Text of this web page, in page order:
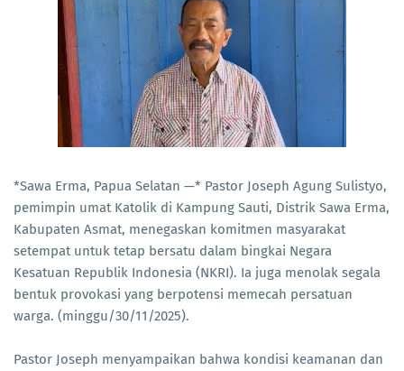
*Sawa Erma, Papua Selatan —* Pastor Joseph Agung Sulistyo,
pemimpin umat Katolik di Kampung Sauti, Distrik Sawa Erma,
Kabupaten Asmat, menegaskan komitmen masyarakat
setempat untuk tetap bersatu dalam bingkai Negara
Kesatuan Republik Indonesia (NKRI). Ia juga menolak segala
bentuk provokasi yang berpotensi memecah persatuan
warga. (minggu/30/11/2025).
Pastor Joseph menyampaikan bahwa kondisi keamanan dan